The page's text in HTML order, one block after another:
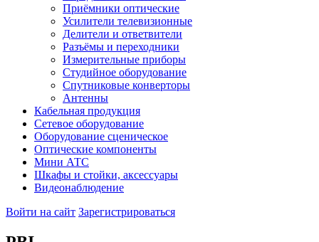
Приёмники оптические
Усилители телевизионные
Делители и ответвители
Разъёмы и переходники
Измерительные приборы
Студийное оборудование
Спутниковые конверторы
Антенны
Кабельная продукция
Сетевое оборудование
Оборудование сценическое
Оптические компоненты
Мини АТС
Шкафы и стойки, аксессуары
Видеонаблюдение
Войти на сайт Зарегистрироваться